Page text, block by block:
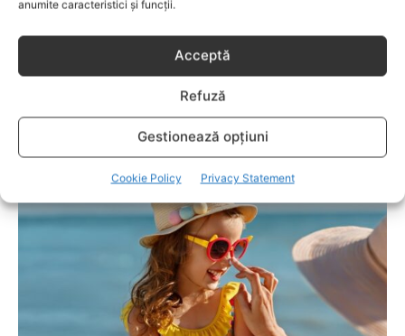
anumite caracteristici și funcții.
Acceptă
Refuză
Gestionează opțiuni
Cookie Policy Privacy Statement
Cum recunoști un lapte de calitate și ce